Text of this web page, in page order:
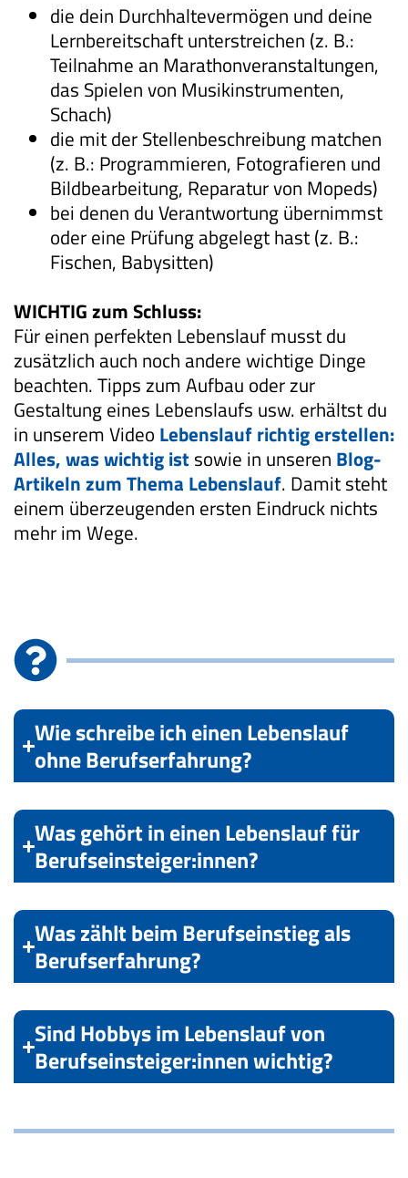
die dein Durchhaltevermögen und deine
Lernbereitschaft unterstreichen (z. B.:
Teilnahme an Marathonveranstaltungen,
das Spielen von Musikinstrumenten,
Schach)
die mit der Stellenbeschreibung matchen
(z. B.: Programmieren, Fotografieren und
Bildbearbeitung, Reparatur von Mopeds)
bei denen du Verantwortung übernimmst
oder eine Prüfung abgelegt hast (z. B.:
Fischen, Babysitten)
WICHTIG zum Schluss:
Für einen perfekten Lebenslauf musst du
zusätzlich auch noch andere wichtige Dinge
beachten. Tipps zum Aufbau oder zur
Gestaltung eines Lebenslaufs usw. erhältst du
in unserem Video Lebenslauf richtig erstellen:
Alles, was wichtig istsowie in unseren Blog-
Artikeln zum Thema Lebenslauf. Damit steht
einem überzeugenden ersten Eindruck nichts
mehr im Wege.
Wie schreibe ich einen Lebenslauf
ohne Berufserfahrung?
Was gehört in einen Lebenslauf für
Berufseinsteiger:innen?
Was zählt beim Berufseinstieg als
Berufserfahrung?
Sind Hobbys im Lebenslauf von
Berufseinsteiger:innen wichtig?